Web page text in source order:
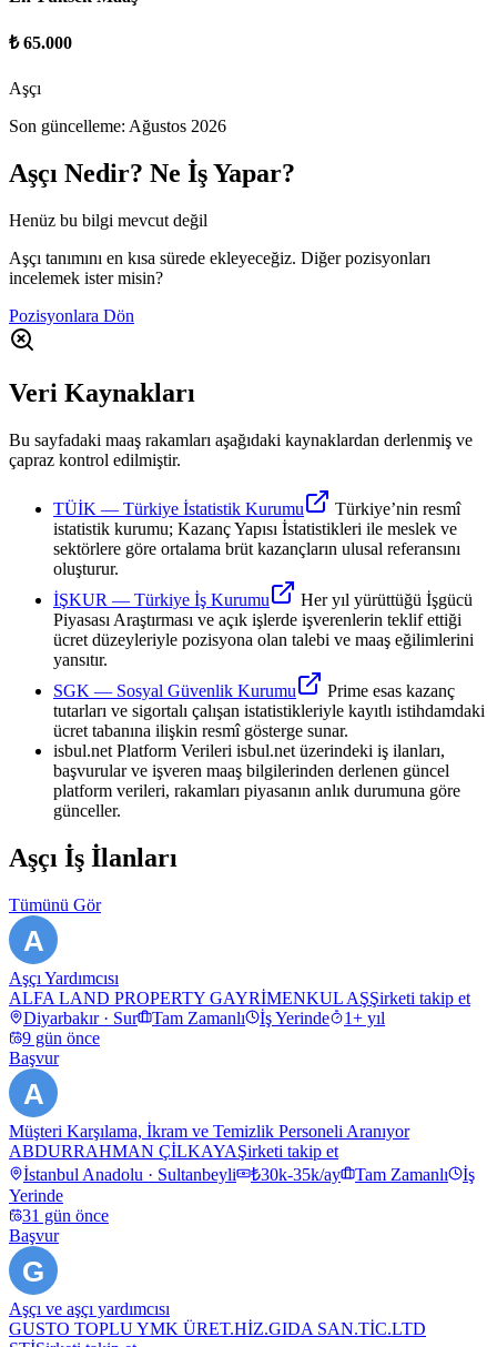
₺ 65.000
Aşçı
Son güncelleme: Ağustos 2026
Aşçı Nedir? Ne İş Yapar?
Henüz bu bilgi mevcut değil
Aşçı tanımını en kısa sürede ekleyeceğiz. Diğer pozisyonları
incelemek ister misin?
Pozisyonlara Dön
Veri Kaynakları
Bu sayfadaki maaş rakamları aşağıdaki kaynaklardan derlenmiş ve
çapraz kontrol edilmiştir.
TÜİK — Türkiye İstatistik Kurumu
Türkiye’nin resmî
istatistik kurumu; Kazanç Yapısı İstatistikleri ile meslek ve
sektörlere göre ortalama brüt kazançların ulusal referansını
oluşturur.
İŞKUR — Türkiye İş Kurumu
Her yıl yürüttüğü İşgücü
Piyasası Araştırması ve açık işlerde işverenlerin teklif ettiği
ücret düzeyleriyle pozisyona olan talebi ve maaş eğilimlerini
yansıtır.
SGK — Sosyal Güvenlik Kurumu
Prime esas kazanç
tutarları ve sigortalı çalışan istatistikleriyle kayıtlı istihdamdaki
ücret tabanına ilişkin resmî gösterge sunar.
isbul.net Platform Verileri isbul.net üzerindeki iş ilanları,
başvurular ve işveren maaş bilgilerinden derlenen güncel
platform verileri, rakamları piyasanın anlık durumuna göre
günceller.
Aşçı İş İlanları
Tümünü Gör
A
Aşçı Yardımcısı
ALFA LAND PROPERTY GAYRİMENKUL AŞŞirketi takip et
Diyarbakır · Sur
Tam Zamanlı İş Yerinde
1+ yıl
9 gün önce
Başvur
A
Müşteri Karşılama, İkram ve Temizlik Personeli Aranıyor
ABDURRAHMAN ÇİLKAYAŞirketi takip et
İstanbul Anadolu · Sultanbeyli
₺30k-35k/ay Tam Zamanlı
İş
Yerinde
31 gün önce
Başvur
G
Aşçı ve aşçı yardımcısı
GUSTO TOPLU YMK ÜRET.HİZ.GIDA SAN.TİC.LTD